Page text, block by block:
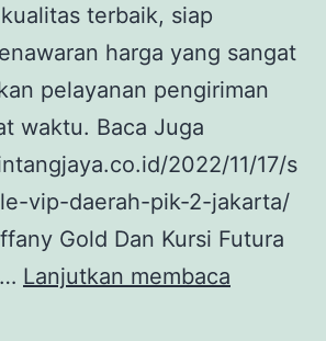
terbaik, siap
harga yang sangat
pelayanan pengiriman
waktu. Baca Juga
2022/11/17/s
vip-daerah-pik-2-jakarta/
Gold Dan Kursi Futura
Lanjutkan membaca